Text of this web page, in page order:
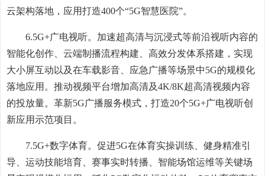
云架构落地，应用打造400个“5G智慧医院”。
6.5G+广电视听。加速超高清与沉浸式等前沿视听内容的
智能化创作、云端制播流程构建、高效分发体系搭建，实现
大小屏互动以及在车载影音、应急广播等场景中5G的规模化
落地应用。推动视频平台增加高清及4K/8K超高清视频内容
的投放量。革新5G广播服务模式，打造20个5G+广电视听创
新应用示范项目。
7.5G+数字体育。促进5G在体育实操训练、健身精准引
导、运动技能培育、赛事实时转播、智能场馆运维等关键场